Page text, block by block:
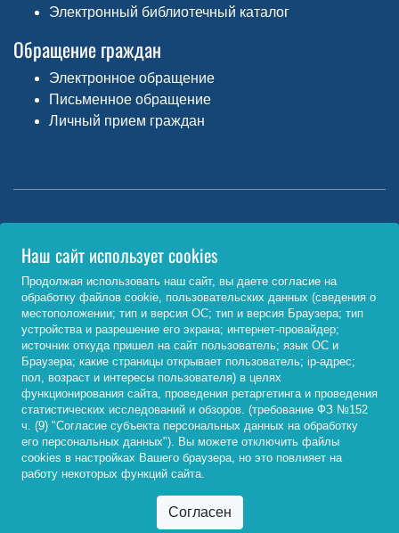
Электронный библиотечный каталог
Обращение граждан
Электронное обращение
Письменное обращение
Личный прием граждан
Министерство науки и высшего образования РФ
http://www.minobrnauki.gov.ru/
Министерство просвещения РФ
https://edu.gov.ru/
Федеральный портал «Российское образование»
http://www.edu.ru/
© 2026, ФГБОУ ВО «Байкальский государственный
университет»
Наш сайт использует cookies
Продолжая использовать наш сайт, вы даете согласие на
обработку файлов cookie, пользовательских данных (сведения о
местоположении; тип и версия ОС; тип и версия Браузера; тип
устройства и разрешение его экрана; интернет-провайдер;
источник откуда пришел на сайт пользователь; язык ОС и
Браузера; какие страницы открывает пользователь; ip-адрес;
пол, возраст и интересы пользователя) в целях
функционирования сайта, проведения ретаргетинга и проведения
статистических исследований и обзоров. (требование ФЗ №152
ч. (9) "Согласие субъекта персональных данных на обработку
его персональных данных"). Вы можете отключить файлы
cookies в настройках Вашего браузера, но это повлияет на
работу некоторых функций сайта.